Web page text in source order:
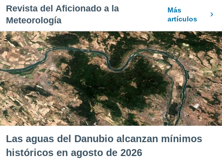
Revista del Aficionado a la
Meteorología
Más
artículos
Las aguas del Danubio alcanzan mínimos
históricos en agosto de 2026